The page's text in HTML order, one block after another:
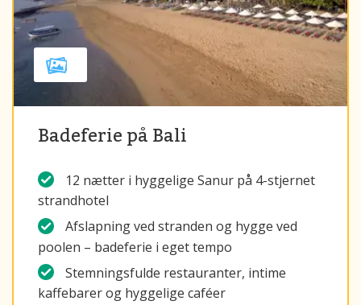
Badeferie på Bali
12 nætter i hyggelige Sanur på 4-stjernet
strandhotel
Afslapning ved stranden og hygge ved
poolen – badeferie i eget tempo
Stemningsfulde restauranter, intime
kaffebarer og hyggelige caféer